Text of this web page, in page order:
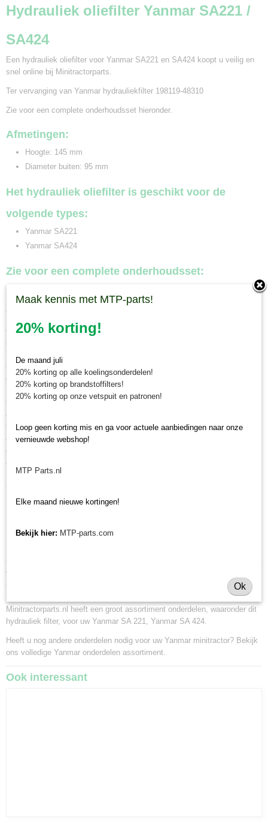
Hydrauliek oliefilter Yanmar SA221 /
SA424
Een hydrauliek oliefilter voor Yanmar SA221 en SA424 koopt u veilig en
snel online bij Minitractorparts.
Ter vervanging van Yanmar hydrauliekfilter 198119-48310
Zie voor een complete onderhoudsset hieronder.
Afmetingen:
Hoogte: 145 mm
Diameter buiten: 95 mm
Het hydrauliek oliefilter is geschikt voor de
volgende types:
Yanmar SA221
Yanmar SA424
Zie voor een complete onderhoudsset:
Vervangen hydrauliek oliefilter
Controleer regelmatig de conditie van het hydrauliek oliefilter en vervang
Yanmar SA221 / SA424 gaat vervangen op uw Yanmar minitrekker is van
belang om het typenummer van uw tractor te vergelijken. Het hydrauliek
oliefilter is geschikt voor meerdere Yanmar mini tractoren. Bij
Minitractorparts kunnen wij u ook adviseren welk hydrauliek filter het
beste geschikt is voor uw minitrekker. Neem hiervoor contact op met
onze mini tractor specialisten. Wanneer u een hydrauliek oliefilter Yanmar
bij ons bestelt voor 12.00 uur, en deze is op voorraad, wordt hij dezelfde
dag nog verzonden. Naast pakketbezorging kunt u ook uw bestelling in
ons magazijn in Olst afhalen. Wij zijn van maandag tot en met vrijdag
geopend voor afhalen van minitractor onderdelen van 8.30 tot 16.30 uur.
Maakt u hiervoor eerst een afspraak via whatsapp 0630381824 of per e-
minitrekker onderdelen!
verkopen deze onderdelen met als specialisme de Japanse
Minitractorparts.nl heeft een groot assortiment onderdelen, waaronder dit
hydrauliek filter, voor uw Yanmar SA 221, Yanmar SA 424.
Heeft u nog andere onderdelen nodig voor uw Yanmar minitractor? Bekijk
ons volledige Yanmar onderdelen assortiment.
Ook interessant
Maak kennis met MTP-parts!
20% korting!
De maand juli
20% korting op alle koelingsonderdelen!
20% korting op brandstoffilters!
20% korting op onze vetspuit en patronen!
Loop geen korting mis en ga voor actuele aanbiedingen naar onze
vernieuwde webshop!
MTP Parts.nl
Elke maand nieuwe kortingen!
Bekijk hier: MTP-parts.com
Ok